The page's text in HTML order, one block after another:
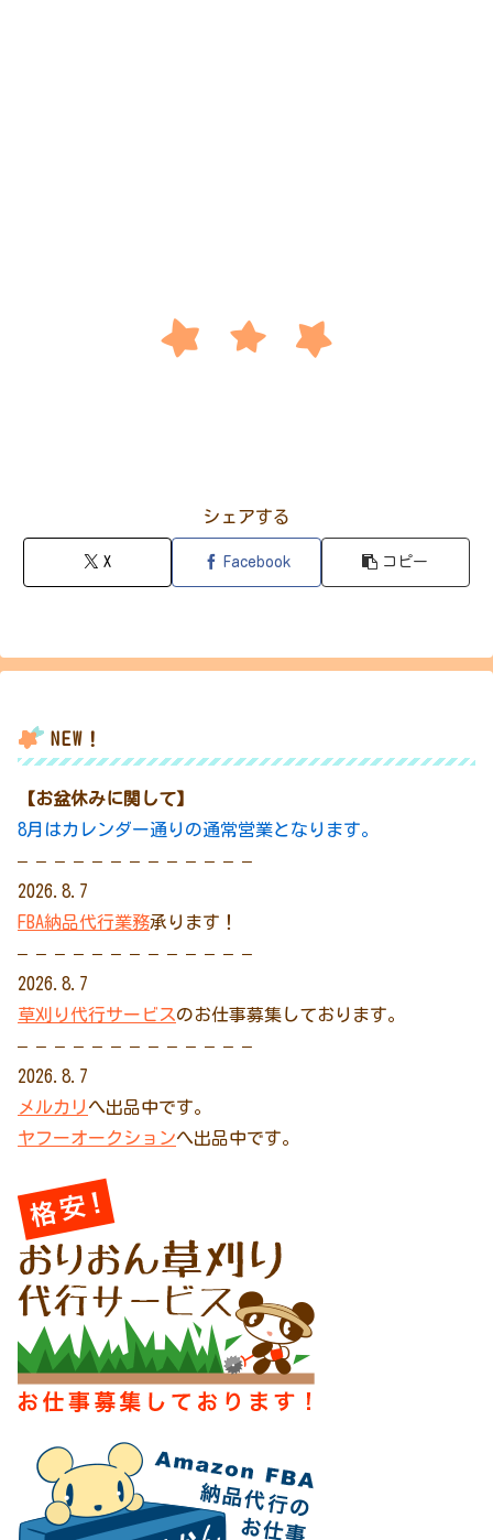
シェアする
X Facebook コピー
NEW！
【お盆休みに関して】
8月はカレンダー通りの通常営業となります。
– – – – – – – – – – – – –
2026.8.7
FBA納品代行業務承ります！
– – – – – – – – – – – – –
2026.8.7
草刈り代行サービスのお仕事募集しております。
– – – – – – – – – – – – –
2026.8.7
メルカリ へ出品中です。
ヤフーオークションへ出品中です。